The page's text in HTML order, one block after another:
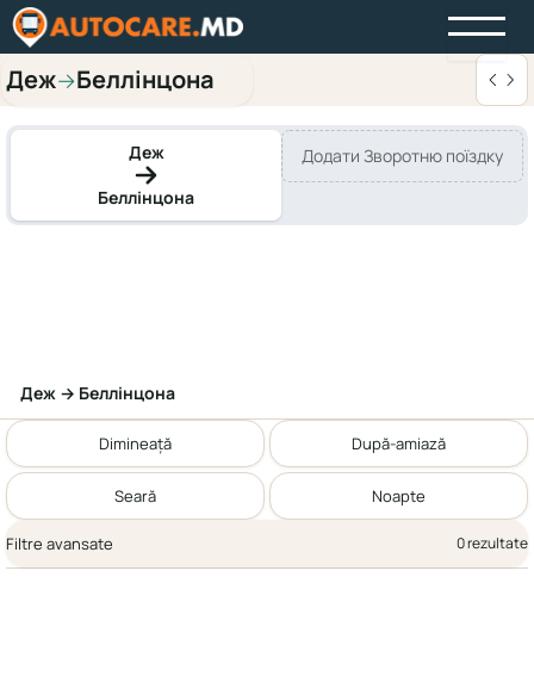
Деж→Беллінцона
Деж
Беллінцона
Додати Зворотню поїздку
Деж → Беллінцона
Dimineață După-amiază
Seară Noapte
Filtre avansate 0 rezultate